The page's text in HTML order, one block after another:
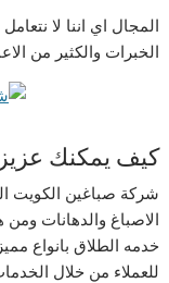
المجال اي اننا لا
الخبرات والكثير من
كيف يمكنك
شركة صباغين الكويت
الاصباغ والدهانات
خدمه الطلاق بانواع
للعملاء من خلال